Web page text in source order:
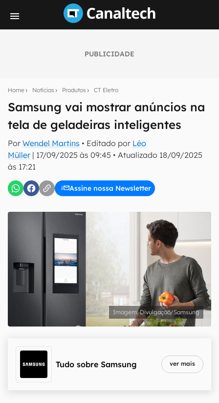
PUBLICIDADE
Home Notícias Produtos CT Eletro
Samsung vai mostrar anúncios na
tela de geladeiras inteligentes
Por Wendel Martins • Editado por Léo
Müller | 17/09/2025 às 09:45 • Atualizado 18/09/2025
às 17:21
Assine nossa Newsletter
notícias e reviews sobre tecnologia em primeira
E-mail
Confirmo que li, aceito e concordo com os
Divulgação/Samsung
Tudo sobre Samsung ver mais